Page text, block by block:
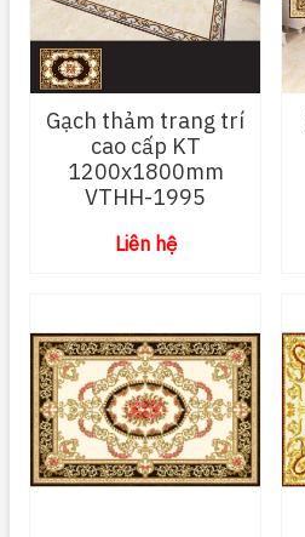
Gạch thảm trang trí
cao cấp KT
1200x1800mm
VTHH-1995
Liên hệ